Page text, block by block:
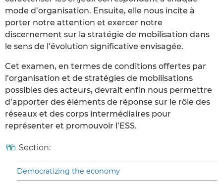
mode d’organisation. Ensuite, elle nous incite à
porter notre attention et exercer notre
discernement sur la stratégie de mobilisation dans
le sens de l’évolution significative envisagée.
Cet examen, en termes de conditions offertes par
l’organisation et de stratégies de mobilisations
possibles des acteurs, devrait enfin nous permettre
d’apporter des éléments de réponse sur le rôle des
réseaux et des corps intermédiaires pour
représenter et promouvoir l’ESS.
Section:
Democratizing the economy